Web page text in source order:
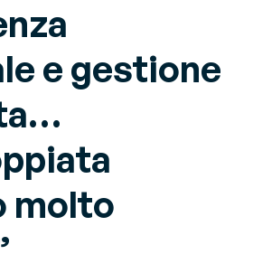
e gestione
molto